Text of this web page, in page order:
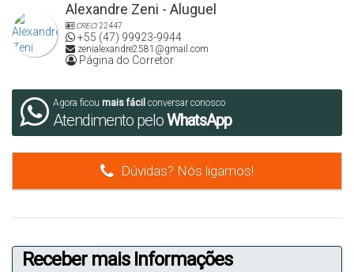
Alexandre Zeni - Aluguel
CRECI22447
+55 (47) 99923-9944
zenialexandre2581@gmail.com
Página do Corretor
Agora ficou mais fácil conversar conosco
Atendimento peloWhatsApp
Dúvidas? Nós ligamos!
Receber mais Informações